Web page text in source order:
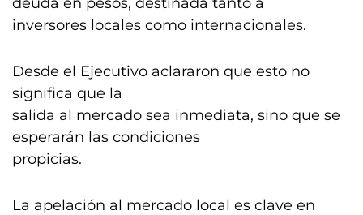
inversores locales como internacionales.
Desde el Ejecutivo aclararon que esto no
significa que la
salida al mercado sea inmediata, sino que se
esperarán las condiciones
propicias.
La apelación al mercado local es clave en